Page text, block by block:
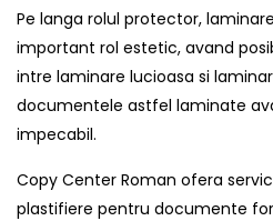
Pe langa rolul protector,
important rol estetic, avand
intre laminare lucioasa si
documentele astfel laminate
impecabil.
Copy Center Roman ofera
plastifiere pentru documente